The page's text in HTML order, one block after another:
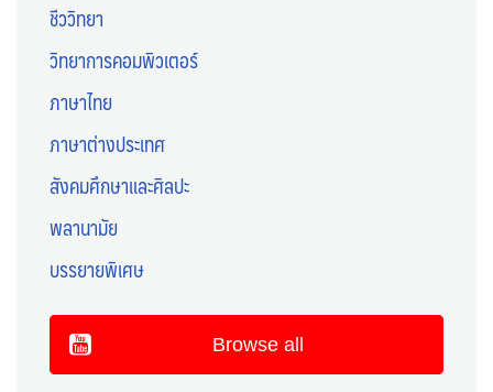
ชีววิทยา
วิทยาการคอมพิวเตอร์
ภาษาไทย
ภาษาต่างประเทศ
สังคมศึกษาและศิลปะ
พลานามัย
บรรยายพิเศษ
Browse all